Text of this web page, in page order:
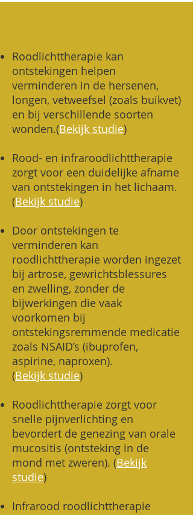
Roodlichttherapie kan
ontstekingen helpen
verminderen in de hersenen,
longen, vetweefsel (zoals buikvet)
en bij verschillende soorten
wonden.(Bekijk studie)
Rood- en infraroodlichttherapie
zorgt voor een duidelijke afname
van ontstekingen in het lichaam.
(Bekijk studie)
Door ontstekingen te
verminderen kan
roodlichttherapie worden ingezet
bij artrose, gewrichtsblessures
en zwelling, zonder de
bijwerkingen die vaak
voorkomen bij
ontstekingsremmende medicatie
zoals NSAID’s (ibuprofen,
aspirine, naproxen).
(Bekijk studie)
Roodlichttherapie zorgt voor
snelle pijnverlichting en
bevordert de genezing van orale
mucositis (ontsteking in de
mond met zweren). (Bekijk
studie)
​Infrarood roodlichttherapie